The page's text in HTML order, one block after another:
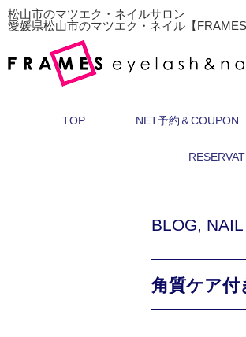
松山市のマツエク・ネイルサロン
愛媛県松山市のマツエク・ネイル【
TOP NET予約＆COUPON
BLOG, NAIL
角質ケア付